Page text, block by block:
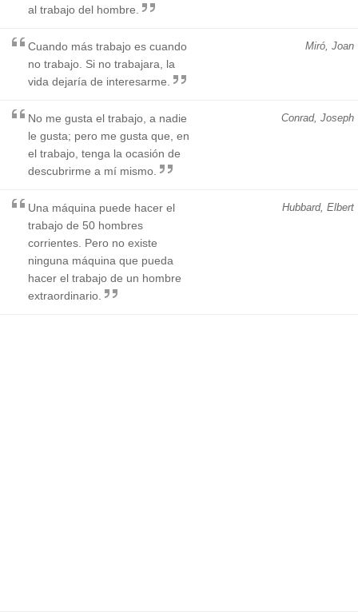
al trabajo del hombre.
Miró, Joan
Cuando más trabajo es cuando
no trabajo. Si no trabajara, la
vida dejaría de interesarme.
Conrad, Joseph
No me gusta el trabajo, a nadie
le gusta; pero me gusta que, en
el trabajo, tenga la ocasión de
descubrirme a mí mismo.
Hubbard, Elbert
Una máquina puede hacer el
trabajo de 50 hombres
corrientes. Pero no existe
ninguna máquina que pueda
hacer el trabajo de un hombre
extraordinario.